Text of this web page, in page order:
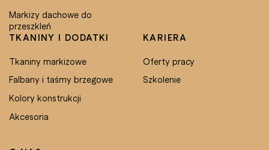
Markizy dachowe do
przeszkleń
TKANINY I DODATKI
Tkaniny markizowe
Falbany i taśmy brzegowe
Kolory konstrukcji
Akcesoria
KARIERA
Oferty pracy
Szkolenie